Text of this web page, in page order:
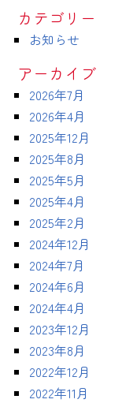
カテゴリー
お知らせ
アーカイブ
2026年7月
2026年4月
2025年12月
2025年8月
2025年5月
2025年4月
2025年2月
2024年12月
2024年7月
2024年6月
2024年4月
2023年12月
2023年8月
2022年12月
2022年11月